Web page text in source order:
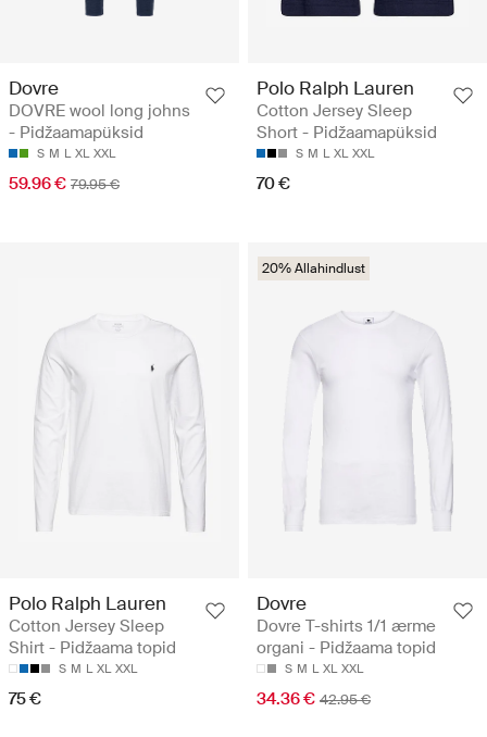
Dovre
DOVRE wool long johns
- Pidžaamapüksid
S M L XL XXL
59.96 € 79.95 €
Polo Ralph Lauren
Cotton Jersey Sleep
Short - Pidžaamapüksid
S M L XL XXL
70 €
Polo Ralph Lauren
Cotton Jersey Sleep
Shirt - Pidžaama topid
S M L XL XXL
75 €
20% Allahindlust
Dovre
Dovre T-shirts 1/1 ærme
organi - Pidžaama topid
S M L XL XXL
34.36 € 42.95 €